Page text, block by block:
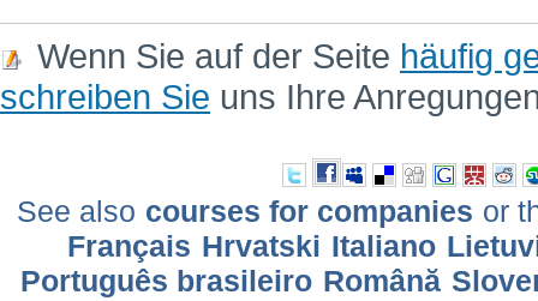
Wenn Sie auf der Seite häufig
schreiben Sie uns Ihre
See also courses for companies or
Français Hrvatski Italiano
Português brasileiro Română